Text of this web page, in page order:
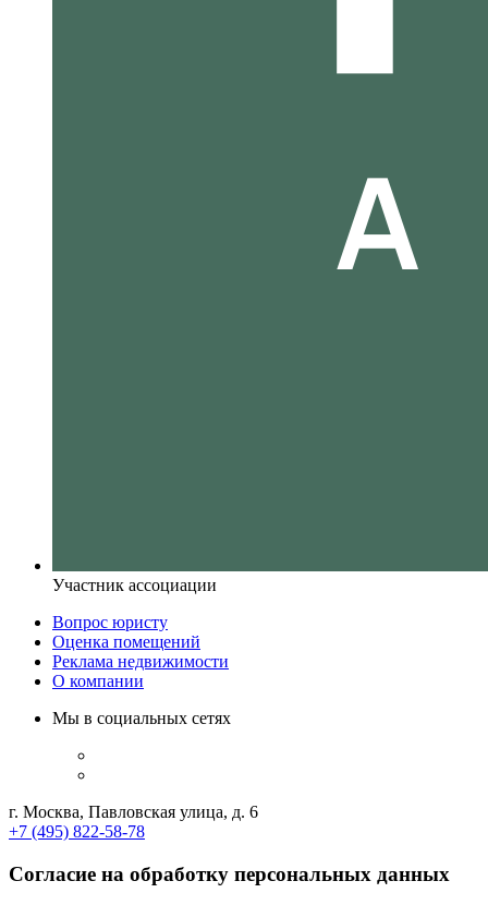
Участник ассоциации
Вопрос юристу
Оценка помещений
Реклама недвижимости
О компании
Мы в социальных сетях
г. Москва, Павловская улица, д. 6
+7 (495) 822-58-78
Согласие на обработку персональных данных